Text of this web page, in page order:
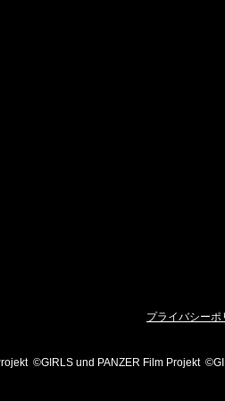
プライバシーポ
©GIRLS und PANZER Film Projekt